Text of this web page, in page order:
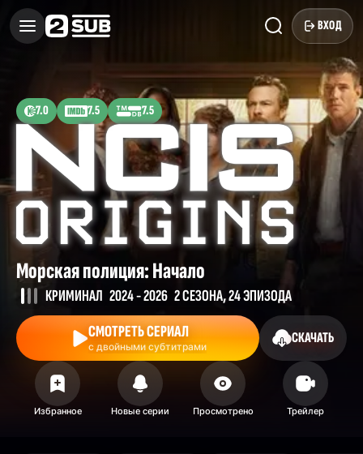
ВХОД
7.0 7.5 7.5
Морская полиция: Начало
КРИМИНАЛ 2024 - 2026 2 СЕЗОНА, 24 ЭПИЗОДА
СМОТРЕТЬ СЕРИАЛ
с двойными субтитрами
СКАЧАТЬ